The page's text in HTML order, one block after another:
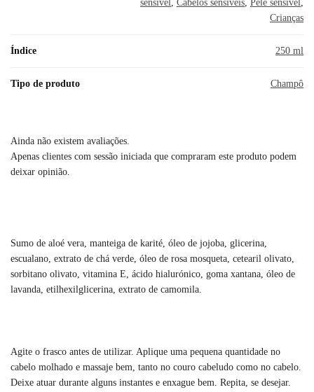
sensível, Cabelos sensíveis, Pele sensível,
Crianças
Índice 250 ml
Tipo de produto Champô
Ainda não existem avaliações.
Apenas clientes com sessão iniciada que compraram este produto podem
deixar opinião.
Sumo de aloé vera, manteiga de karité, óleo de jojoba, glicerina,
escualano, extrato de chá verde, óleo de rosa mosqueta, cetearil olivato,
sorbitano olivato, vitamina E, ácido hialurónico, goma xantana, óleo de
lavanda, etilhexilglicerina, extrato de camomila.
Agite o frasco antes de utilizar. Aplique uma pequena quantidade no
cabelo molhado e massaje bem, tanto no couro cabeludo como no cabelo.
Deixe atuar durante alguns instantes e enxague bem. Repita, se desejar.